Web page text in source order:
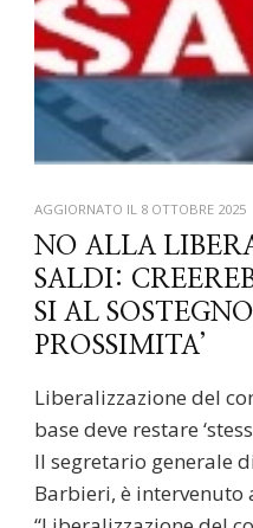
AGGIORNATO IL 8 OTTOBRE 2025
NO ALLA
SALDI:
SI AL
PROSSIMITA’
Liberalizzazione del
base deve restare
Il segretario generale
Barbieri, è intervenuto